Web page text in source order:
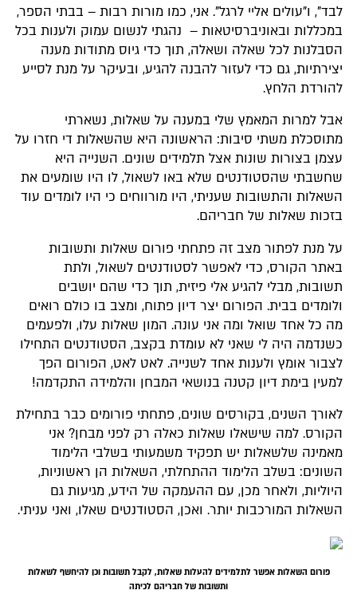
לבד", ו"עולים אליי לרגל". אני, כמו מורות רבות – בבתי הספר,
במכללות ובאוניברסיטאות – נהגתי לנשום עמוק ולענות בכל
הסבלנות לכל שאלה ושאלה, תוך כדי גיוס מתודות מענה
יצירתיות, גם כדי לעזור להבנה להגיע, ובעיקר על מנת לסייע
להורדת הלחץ.
אבל למרות המאמץ שלי במענה על שאלות, נשארתי
מתוסכלת משתי סיבות: הראשונה היא שהשאלות די חזרו על
עצמן בצורות שונות אצל תלמידים שונים. השנייה היא
שחשבתי שהסטודנטים שלא באו לשאול, לו היו שומעים את
השאלות והתשובות שעניתי, היו מורווחים כי היו לומדים עוד
בזכות שאלות של חבריהם.
על מנת לפתור מצב זה פתחתי פורום שאלות ותשובות
באתר הקורס, כדי לאפשר לסטודנטים לשאול, ולתת
תשובות, מבלי להגיע אלי פיזית, תוך כדי שהם יושבים
ולומדים בבית. הפורום יצר דיון פתוח, ומצב בו כולם רואים
מה כל אחד שואל ומה אני עונה. המון שאלות עלו, ולפעמים
כשנדמה היה לי שאני לא עומדת בקצב, הסטודנטים התחילו
לצבור אומץ ולענות אחד לשנייה. לאט לאט, הפורום הפך
למעין בימת דיון קטנה בנושאי המבחן והלמידה התקדמה!
לאורך השנים, בקורסים שונים, פתחתי פורומים כבר בתחילת
הקורס. למה שישאלו שאלות כאלה רק לפני מבחן? אני
מאמינה שלשאלות יש תפקיד משמעותי בשלבי הלימוד
השונים: בשלב הלימוד ההתחלתי, השאלות הן ראשוניות,
היוליות, ולאחר מכן, עם ההעמקה של הידע, מגיעות גם
השאלות המורכבות יותר. ואכן, הסטודנטים שאלו, ואני עניתי.
פורום השאלות אפשר לתלמידים להעלות שאלות, לקבל תשובות וכן להיחשף לשאלות
ותשובות של חבריהם לכיתה